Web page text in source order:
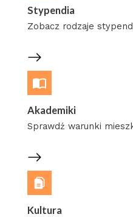
Stypendia
Zobacz rodzaje
Akademiki
Sprawdź warunki
Kultura